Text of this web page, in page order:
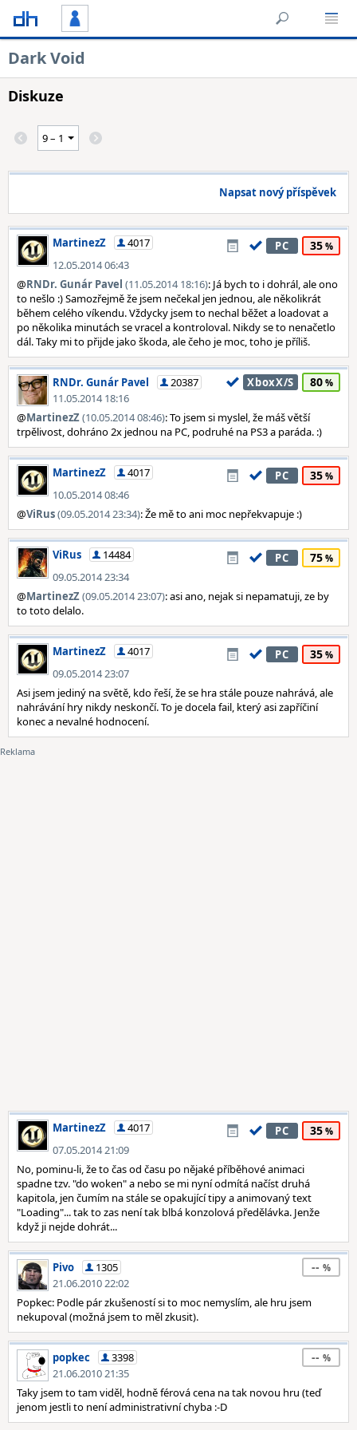
Dark Void
Diskuze
Napsat nový příspěvek
MartinezZ
4017
12.05.2014 06:43
PC 35
@RNDr. Gunár Pavel (11.05.2014 18:16): Já bych to i dohrál, ale ono
to nešlo :) Samozřejmě že jsem nečekal jen jednou, ale několikrát
během celého víkendu. Vždycky jsem to nechal běžet a loadovat a
po několika minutách se vracel a kontroloval. Nikdy se to nenačetlo
dál. Taky mi to přijde jako škoda, ale čeho je moc, toho je příliš.
RNDr. Gunár Pavel
20387
11.05.2014 18:16
XboxX/S 80
@MartinezZ(10.05.2014 08:46): To jsem si myslel, že máš větší
trpělivost, dohráno 2x jednou na PC, podruhé na PS3 a paráda. :)
MartinezZ
4017
10.05.2014 08:46
PC 35
@ViRus(09.05.2014 23:34): Že mě to ani moc nepřekvapuje :)
ViRus
14484
09.05.2014 23:34
PC 75
@MartinezZ(09.05.2014 23:07): asi ano, nejak si nepamatuji, ze by
to toto delalo.
MartinezZ
4017
09.05.2014 23:07
PC 35
Asi jsem jediný na světě, kdo řeší, že se hra stále pouze nahrává, ale
nahrávání hry nikdy neskončí. To je docela fail, který asi zapříčiní
konec a nevalné hodnocení.
MartinezZ
4017
07.05.2014 21:09
PC 35
No, pominu-li, že to čas od času po nějaké příběhové animaci
spadne tzv. "do woken" a nebo se mi nyní odmítá načíst druhá
kapitola, jen čumím na stále se opakující tipy a animovaný text
"Loading"... tak to zas není tak blbá konzolová předělávka. Jenže
když ji nejde dohrát...
Pivo
1305
21.06.2010 22:02
--
Popkec: Podle pár zkušeností si to moc nemyslím, ale hru jsem
nekupoval (možná jsem to měl zkusit).
popkec
3398
21.06.2010 21:35
--
Taky jsem to tam viděl, hodně férová cena na tak novou hru (teď
jenom jestli to není administrativní chyba :-D